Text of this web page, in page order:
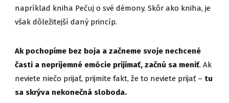
napríklad kniha Pečuj o své démony. Skôr ako kniha, je
však dôležitejší daný princíp.
Ak pochopíme bez boja a začneme svoje nechcené
časti a nepríjemné emócie prijímať, začnú sa meniť. Ak
neviete niečo prijať, prijmite fakt, že to neviete prijať – tu
sa skrýva nekonečná sloboda.